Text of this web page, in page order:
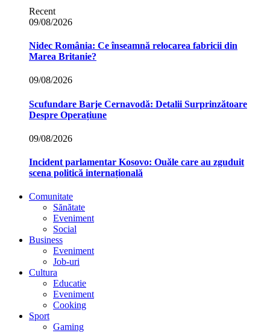
Recent
09/08/2026
Nidec România: Ce înseamnă relocarea fabricii din
Marea Britanie?
09/08/2026
Scufundare Barje Cernavodă: Detalii Surprinzătoare
Despre Operațiune
09/08/2026
Incident parlamentar Kosovo: Ouăle care au zguduit
scena politică internațională
Comunitate
Sănătate
Eveniment
Social
Business
Eveniment
Job-uri
Cultura
Educatie
Eveniment
Cooking
Sport
Gaming